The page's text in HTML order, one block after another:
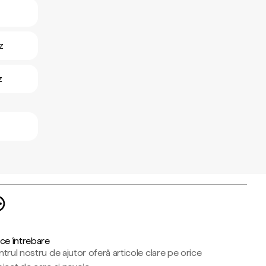
întrebare
nostru de ajutor oferă articole clare pe orice